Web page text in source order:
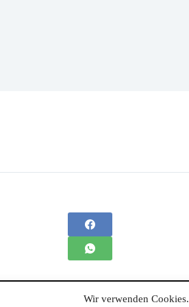
Wir verwenden Cookies.